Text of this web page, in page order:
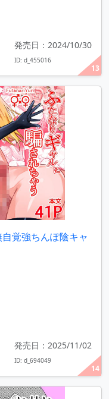
13
発売日：2024/10/30
ID: d_455016
14
覚強ちんぽ陰キャ
発売日：2025/11/02
ID: d_694049